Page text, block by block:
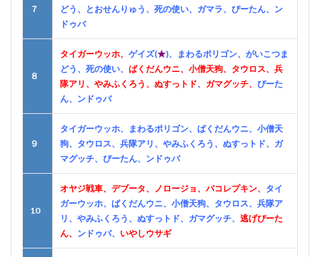
７
どう、とおせんりゅう、死の使い、ガマラ、ぴーたん、ン
ドゥバ
８
タイガーウッホ、 ゲイズ(★)、まわるポリゴン、がいこつま
どう、死の使い、 ばくだんウニ、 小僧天狗、タウロス、兵
隊アリ、やみふくろう、ぬすっトド、 ガマグッチ、 ぴーた
ん、ンドゥバ
９
タイガーウッホ、まわるポリゴン、ばくだんウニ、小僧天
狗、タウロス、兵隊アリ、やみふくろう、ぬすっトド、ガ
マグッチ、ぴーたん、ンドゥバ
10
オヤジ戦車、デブータ、ノロージョ、パコレプキン、 タイ
ガーウッホ、ばくだんウニ、小僧天狗、タウロス、兵隊ア
リ、やみふくろう、ぬすっトド、ガマグッチ、 逃げぴーた
ん、 ンドゥバ、 いやしウサギ